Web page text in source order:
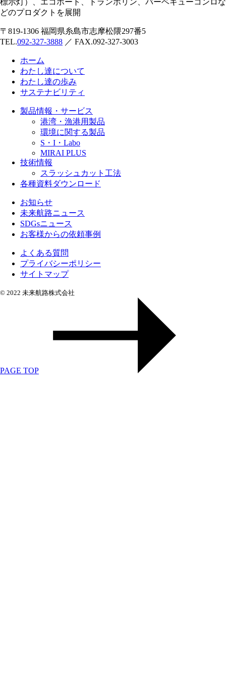
〒819-1306 福岡県糸島市志摩松隈297番5
TEL.092-327-3888 ／ FAX.092-327-3003
ホーム
わたし達について
わたし達の歩み
サステナビリティ
製品情報・サービス
港湾・漁港用製品
環境に関する製品
S・I・Labo
MIRAI PLUS
技術情報
スラッシュカット工法
各種資料ダウンロード
お知らせ
未来航路ニュース
SDGsニュース
お客様からの依頼事例
よくある質問
プライバシーポリシー
サイトマップ
© 2022 未来航路株式会社
PAGE TOP